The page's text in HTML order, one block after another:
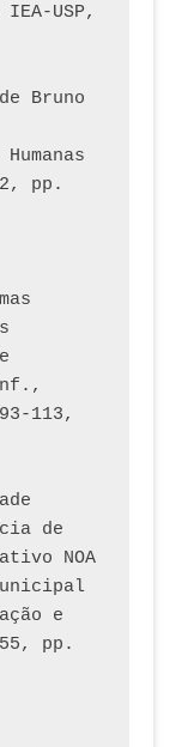
USP,
Bruno
pp.
113,
de
NOA
e
pp.